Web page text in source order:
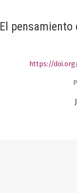
El
https://doi.org/